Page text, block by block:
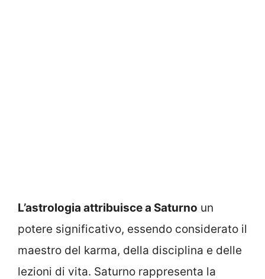
L’astrologia attribuisce a Saturno un
potere significativo, essendo considerato il
maestro del karma, della disciplina e delle
lezioni di vita. Saturno rappresenta la